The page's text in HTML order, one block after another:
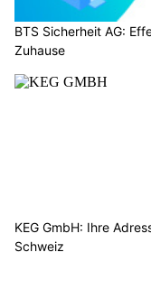
BTS Sicherheit AG:
Zuhause
KEG GmbH: Ihre
Schweiz